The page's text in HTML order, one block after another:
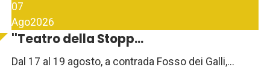
07
Ago2026
''Teatro della Stopp...
Dal 17 al 19 agosto, a contrada Fosso dei Galli,...